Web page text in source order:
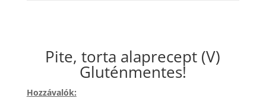
Pite, torta alaprecept (V)
Gluténmentes!
Hozzávalók: